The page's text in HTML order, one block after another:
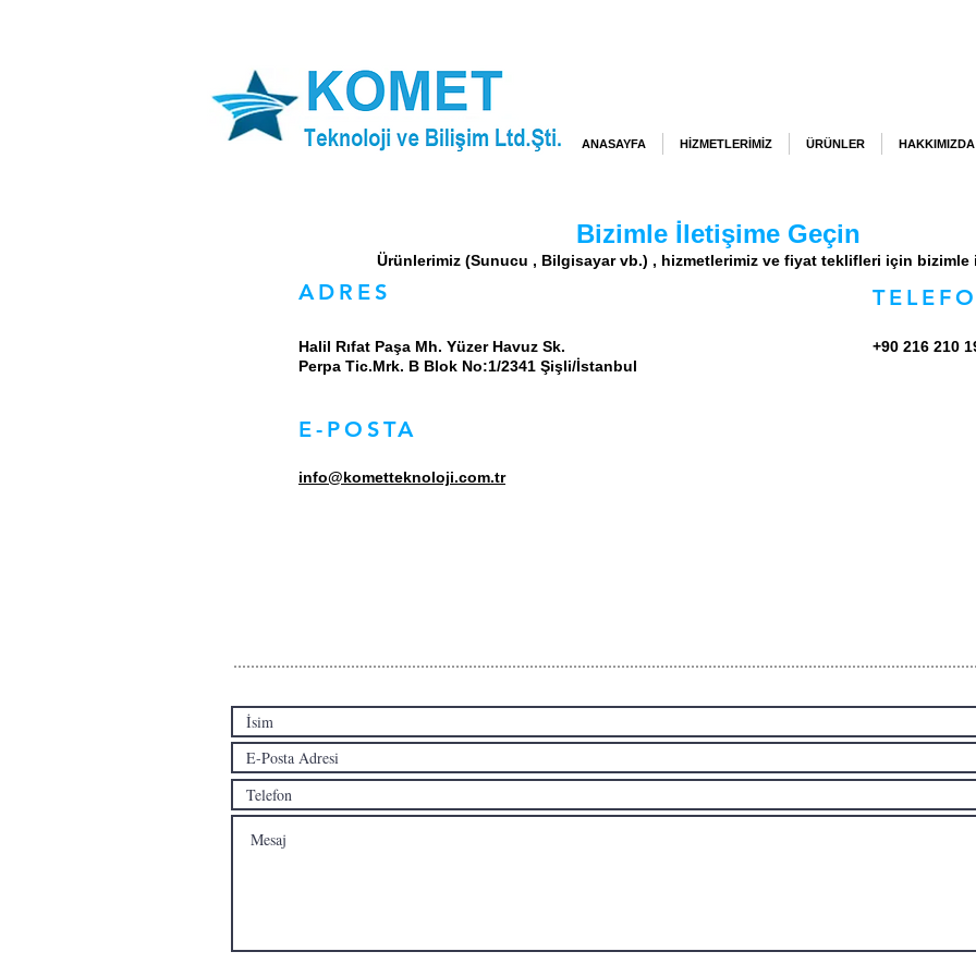
ANASAYFA HİZMETLERİMİZ ÜRÜNLER HAKKIMIZDA
Bizimle İletişime Geçin
Ürünlerimiz (Sunucu , Bilgisayar vb.) , hizmetlerimiz ve fiyat teklifleri için bizimle
ADRES
Halil Rıfat Paşa Mh. Yüzer Havuz Sk.
Perpa Tic.Mrk. B Blok No:1/2341 Şişli/İstanbul
+90 216 210
E-POSTA
info@kometteknoloji.com.tr